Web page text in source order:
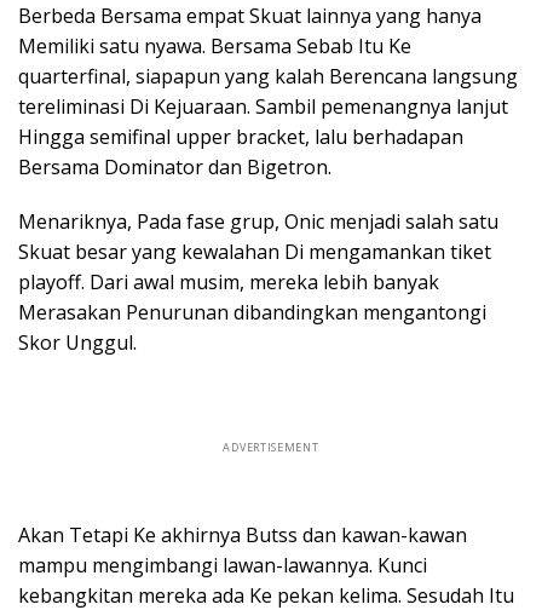
Berbeda Bersama empat Skuat lainnya yang hanya
Memiliki satu nyawa. Bersama Sebab Itu Ke
quarterfinal, siapapun yang kalah Berencana langsung
tereliminasi Di Kejuaraan. Sambil pemenangnya lanjut
Hingga semifinal upper bracket, lalu berhadapan
Bersama Dominator dan Bigetron.
Menariknya, Pada fase grup, Onic menjadi salah satu
Skuat besar yang kewalahan Di mengamankan tiket
playoff. Dari awal musim, mereka lebih banyak
Merasakan Penurunan dibandingkan mengantongi
Skor Unggul.
ADVERTISEMENT
Akan Tetapi Ke akhirnya Butss dan kawan-kawan
mampu mengimbangi lawan-lawannya. Kunci
kebangkitan mereka ada Ke pekan kelima. Sesudah Itu